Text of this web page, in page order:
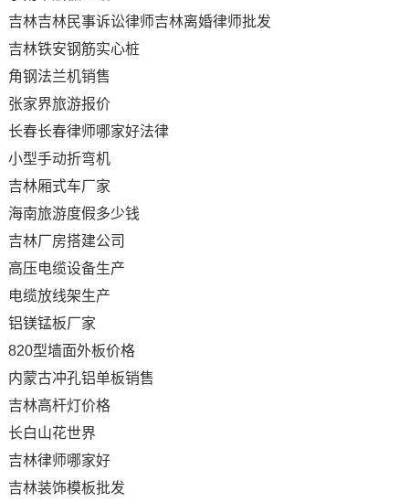
吉林吉林民事诉讼律师吉林离婚律师批发
吉林铁安钢筋实心桩
角钢法兰机销售
张家界旅游报价
长春长春律师哪家好法律
小型手动折弯机
吉林厢式车厂家
海南旅游度假多少钱
吉林厂房搭建公司
高压电缆设备生产
电缆放线架生产
铝镁锰板厂家
820型墙面外板价格
内蒙古冲孔铝单板销售
吉林高杆灯价格
长白山花世界
吉林律师哪家好
吉林装饰模板批发